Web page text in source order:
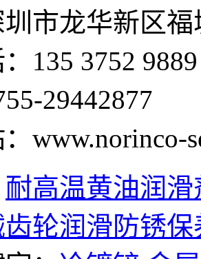
市龙华新区
135 3752 9889
29442877
www.norinco-
耐高温黄油润
轮润滑防锈